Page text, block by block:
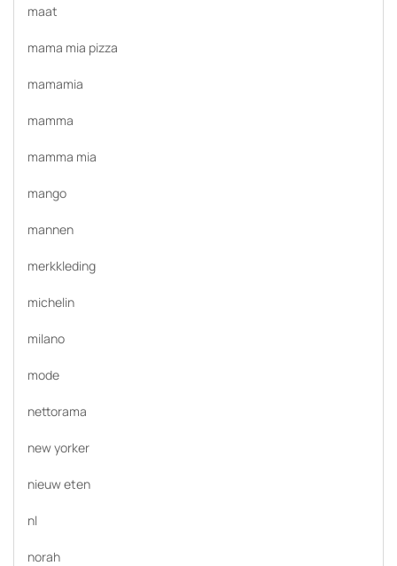
maat
mama mia pizza
mamamia
mamma
mamma mia
mango
mannen
merkkleding
michelin
milano
mode
nettorama
new yorker
nieuw eten
nl
norah